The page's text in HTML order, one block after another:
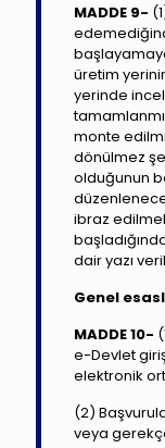
MADDE 9-
üretim
yerinde
monte
dönülmez
olduğunun
ibraz
dair yazı
Genel
MADDE 10-
e-Devlet
elektronik
(2)
veya